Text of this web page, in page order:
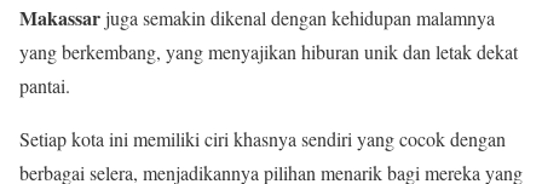
Makassarjuga semakin dikenal dengan kehidupan malamnya
yang berkembang, yang menyajikan hiburan unik dan letak dekat
pantai.
Setiap kota ini memiliki ciri khasnya sendiri yang cocok dengan
berbagai selera, menjadikannya pilihan menarik bagi mereka yang